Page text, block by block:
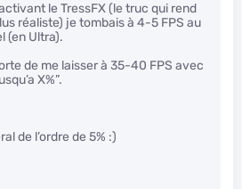
le TressFX (le truc qui rend
réaliste) je tombais à 4-5 FPS au
(en Ultra).
de me laisser à 35-40 FPS avec
X%”.
de l’ordre de 5% :)